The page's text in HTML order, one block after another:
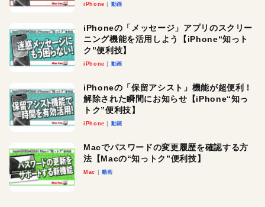
iPhone 動画
iPhoneの「メッセージ」アプリのスクリー
ニング機能を活用しよう【iPhone“知っト
ク”便利技】
iPhone 動画
iPhoneの「保留アシスト」機能が超便利！
解除された瞬間にお知らせ【iPhone“知っ
トク”便利技】
iPhone 動画
Macでパスワードの変更履歴を確認する方
法【Macの“知っトク”便利技】
Mac 動画